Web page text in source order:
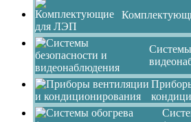
Системы